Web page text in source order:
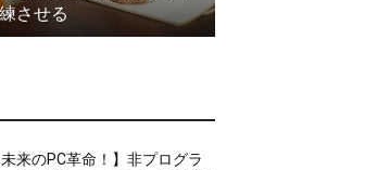
させる
未来のPC革命！】非プログラ